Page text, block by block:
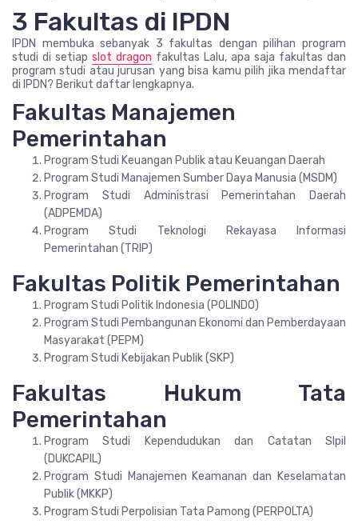
3 Fakultas di IPDN
IPDN membuka sebanyak 3 fakultas dengan pilihan program
studi di setiap slot dragon fakultas Lalu, apa saja fakultas dan
program studi atau jurusan yang bisa kamu pilih jika mendaftar
di IPDN? Berikut daftar lengkapnya.
Fakultas Manajemen
Pemerintahan
Program Studi Keuangan Publik atau Keuangan Daerah
Program Studi Manajemen Sumber Daya Manusia (MSDM)
Program Studi Administrasi Pemerintahan Daerah
(ADPEMDA)
Program Studi Teknologi Rekayasa Informasi
Pemerintahan (TRIP)
Fakultas Politik Pemerintahan
Program Studi Politik Indonesia (POLINDO)
Program Studi Pembangunan Ekonomi dan Pemberdayaan
Masyarakat (PEPM)
Program Studi Kebijakan Publik (SKP)
Fakultas Hukum Tata
Pemerintahan
Program Studi Kependudukan dan Catatan SIpil
(DUKCAPIL)
Program Studi Manajemen Keamanan dan Keselamatan
Publik (MKKP)
Program Studi Perpolisian Tata Pamong (PERPOLTA)